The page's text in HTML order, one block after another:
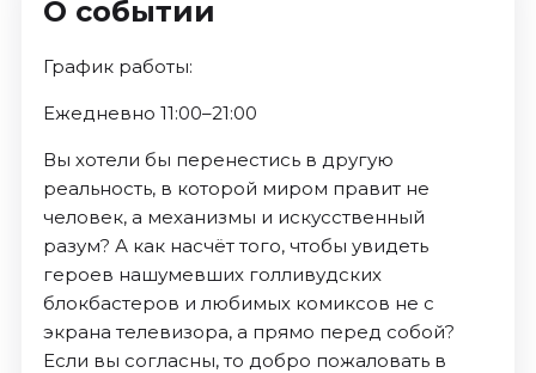
О событии
График работы:
Ежедневно 11:00–21:00
Вы хотели бы перенестись в другую
реальность, в которой миром правит не
человек, а механизмы и искусственный
разум? А как насчёт того, чтобы увидеть
героев нашумевших голливудских
блокбастеров и любимых комиксов не с
экрана телевизора, а прямо перед собой?
Если вы согласны, то добро пожаловать в